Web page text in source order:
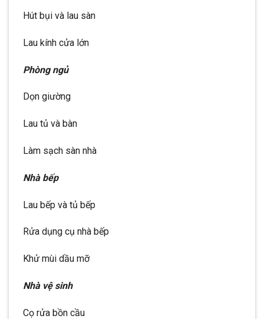
Hút bụi và lau sàn
Lau kính cửa lớn
Phòng ngủ
Dọn giường
Lau tủ và bàn
Làm sạch sàn nhà
Nhà bếp
Lau bếp và tủ bếp
Rửa dụng cụ nhà bếp
Khử mùi dầu mỡ
Nhà vệ sinh
Cọ rửa bồn cầu